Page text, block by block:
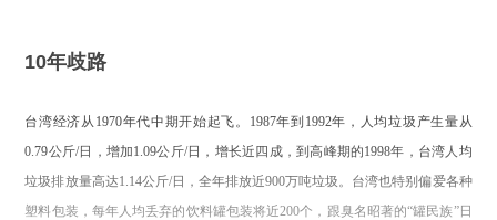
10年歧路
台湾经济从1970年代中期开始起飞。1987年到1992年，人均垃圾产生量从
0.79公斤/日，增加1.09公斤/日，增长近四成，到高峰期的1998年，台湾人均
垃圾排放量高达1.14公斤/日，全年排放近900万吨垃圾。台湾也特别偏爱各种
塑料包装，每年人均丢弃的饮料罐包装将近200个，跟臭名昭著的“罐民族”日